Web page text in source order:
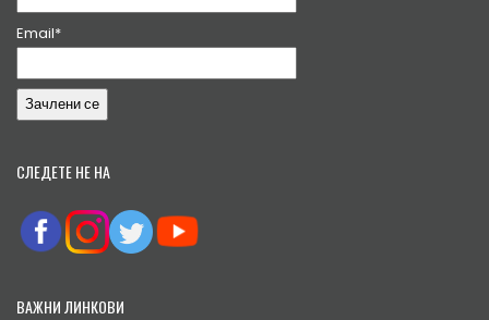
Email*
СЛЕДЕТЕ НЕ НА
ВАЖНИ ЛИНКОВИ